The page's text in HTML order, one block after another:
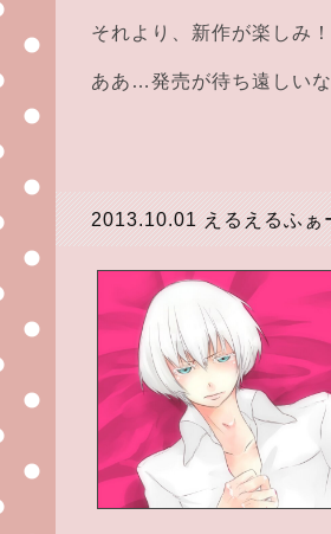
それより、新作が楽しみ！
ああ…発売が待ち遠しい
2013.10.01 えるえるふぁ